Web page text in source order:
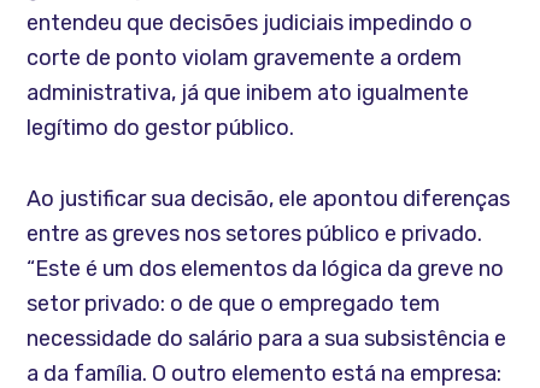
entendeu que decisões judiciais impedindo o
corte de ponto violam gravemente a ordem
administrativa, já que inibem ato igualmente
legítimo do gestor público.
Ao justificar sua decisão, ele apontou diferenças
entre as greves nos setores público e privado.
“Este é um dos elementos da lógica da greve no
setor privado: o de que o empregado tem
necessidade do salário para a sua subsistência e
a da família. O outro elemento está na empresa: